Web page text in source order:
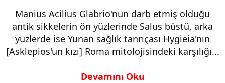
Manius Acilius Glabrio'nun darb etmiş olduğu
antik sikkelerin ön yüzlerinde Salus büstü, arka
yüzlerde ise Yunan sağlık tanrıçası Hygieia'nın
[Asklepios'un kızı] Roma mitolojisindeki karşılığı...
Devamını Oku